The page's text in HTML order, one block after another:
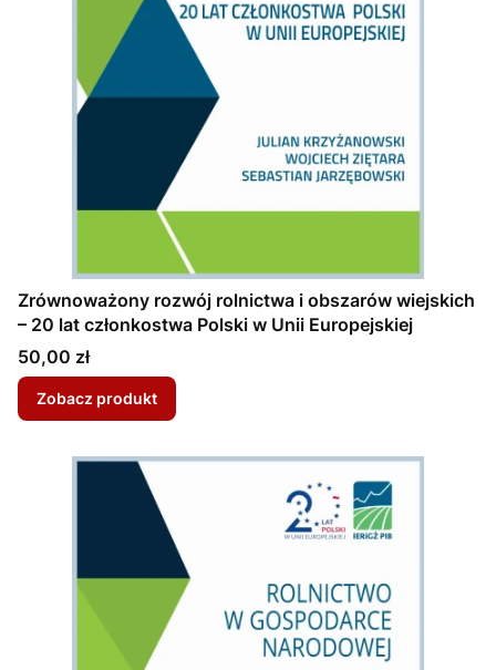
Zrównoważony rozwój rolnictwa i obszarów wiejskich
– 20 lat członkostwa Polski w Unii Europejskiej
Cena
50,00 zł
Zobacz produkt